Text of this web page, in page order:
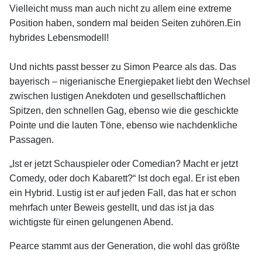
Vielleicht muss man auch nicht zu allem eine extreme
Position haben, sondern mal beiden Seiten zuhören.Ein
hybrides Lebensmodell!
Und nichts passt besser zu Simon Pearce als das. Das
bayerisch – nigerianische Energiepaket liebt den Wechsel
zwischen lustigen Anekdoten und gesellschaftlichen
Spitzen, den schnellen Gag, ebenso wie die geschickte
Pointe und die lauten Töne, ebenso wie nachdenkliche
Passagen.
„Ist er jetzt Schauspieler oder Comedian? Macht er jetzt
Comedy, oder doch Kabarett?“ Ist doch egal. Er ist eben
ein Hybrid. Lustig ist er auf jeden Fall, das hat er schon
mehrfach unter Beweis gestellt, und das ist ja das
wichtigste für einen gelungenen Abend.
Pearce stammt aus der Generation, die wohl das größte